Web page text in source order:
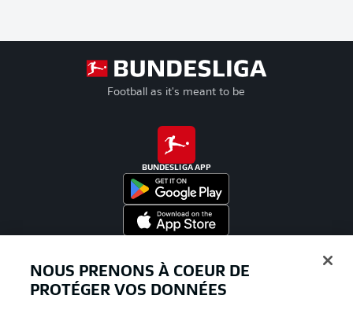
Football as it's meant to be
BUNDESLIGA APP
NOUS PRENONS À COEUR DE
PROTÉGER VOS DONNÉES